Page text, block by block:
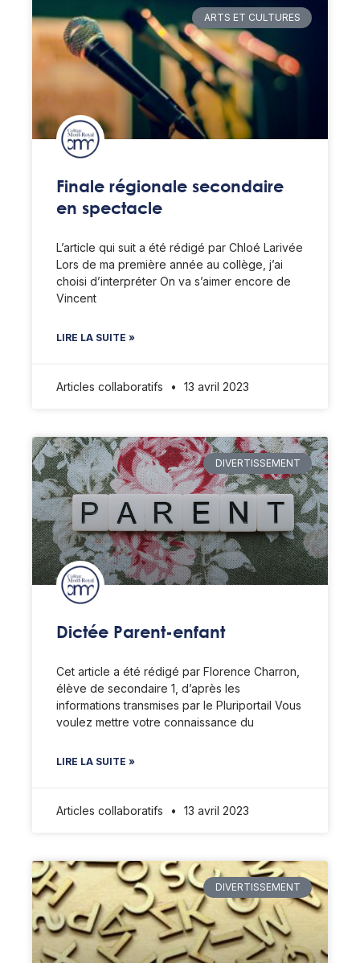
ARTS ET CULTURES
Finale régionale secondaire
en spectacle
L’article qui suit a été rédigé par Chloé Larivée
Lors de ma première année au collège, j’ai
choisi d’interpréter On va s’aimer encore de
Vincent
LIRE LA SUITE »
Articles collaboratifs 13 avril 2023
DIVERTISSEMENT
Dictée Parent-enfant
Cet article a été rédigé par Florence Charron,
élève de secondaire 1, d’après les
informations transmises par le Pluriportail Vous
voulez mettre votre connaissance du
LIRE LA SUITE »
Articles collaboratifs 13 avril 2023
DIVERTISSEMENT